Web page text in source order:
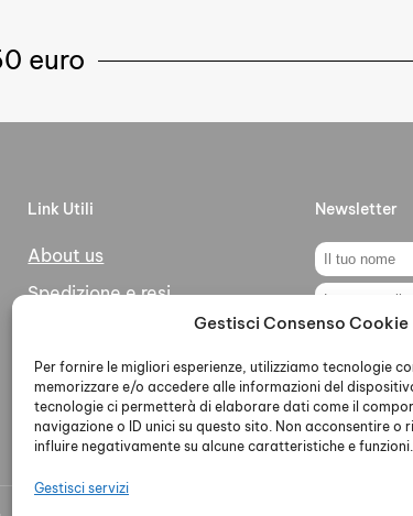
Gestisci Consenso Cookie
Per fornire le migliori esperienze, utilizziamo tecnologie
memorizzare e/o accedere alle informazioni del
tecnologie ci permetterà di elaborare dati come il
navigazione o ID unici su questo sito. Non acconsentire o
influire negativamente su alcune caratteristiche e funzioni.
Gestisci servizi
euro
Link Utili
About us
Spedizione e resi
Social
Newsletter
Ho
Policy